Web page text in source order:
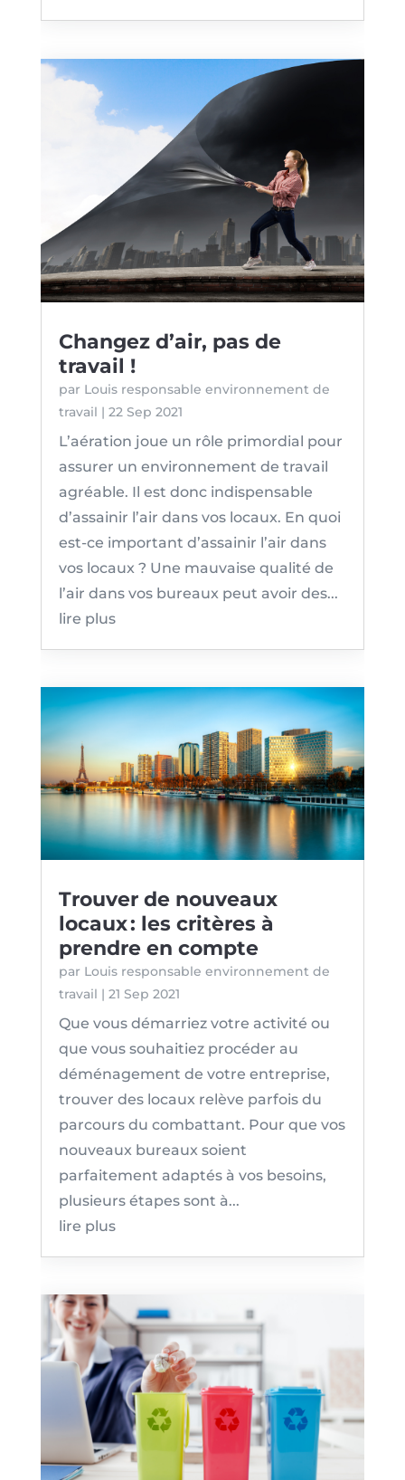
Changez d’air, pas de
travail !
par Louis responsable environnement de
travail | 22 Sep 2021
L’aération joue un rôle primordial pour
assurer un environnement de travail
agréable. Il est donc indispensable
d’assainir l’air dans vos locaux. En quoi
est-ce important d’assainir l’air dans
vos locaux ? Une mauvaise qualité de
l’air dans vos bureaux peut avoir des...
lire plus
Trouver de nouveaux
locaux : les critères à
prendre en compte
par Louis responsable environnement de
travail | 21 Sep 2021
Que vous démarriez votre activité ou
que vous souhaitiez procéder au
déménagement de votre entreprise,
trouver des locaux relève parfois du
parcours du combattant. Pour que vos
nouveaux bureaux soient
parfaitement adaptés à vos besoins,
plusieurs étapes sont à...
lire plus